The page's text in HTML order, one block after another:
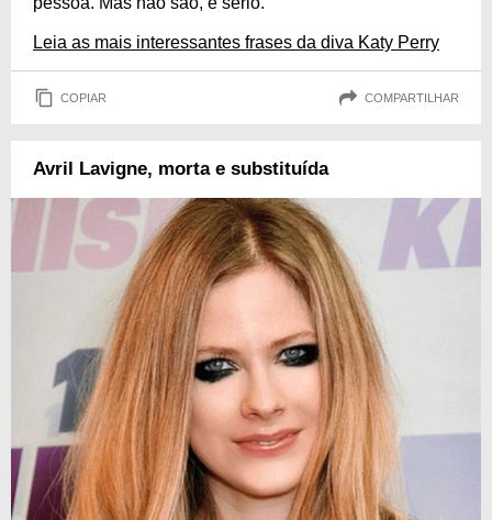
Leia as mais interessantes frases da diva Katy Perry
COPIAR COMPARTILHAR
Avril Lavigne, morta e substituída